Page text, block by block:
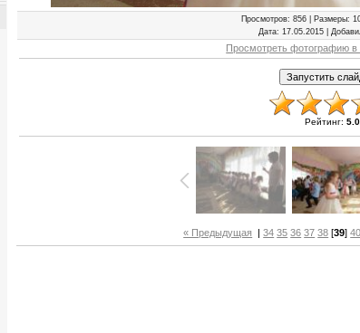
Просмотров: 856 | Размеры:
Дата: 17.05.2015 |
Просмотреть фотографию
Рейтинг: 5.0
« Предыдущая |34 35 36 37 38 [39]40